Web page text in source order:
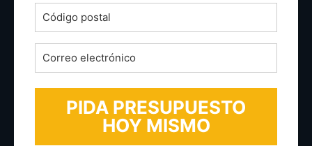
Código
postal
*Correo
electrónico
*